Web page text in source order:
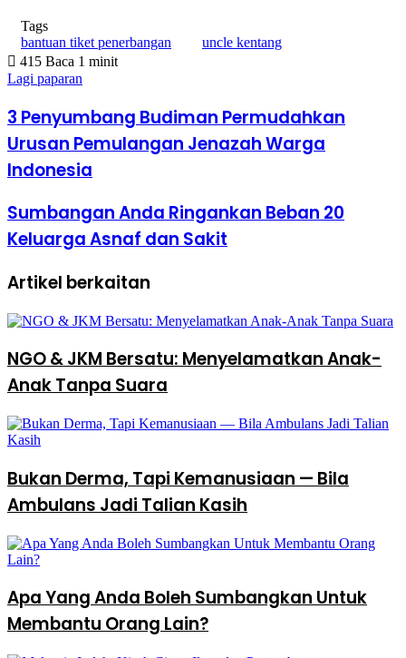
Tags
bantuan tiket penerbangan
uncle kentang
415 Baca 1 minit
Lagi paparan
3 Penyumbang Budiman Permudahkan
Urusan Pemulangan Jenazah Warga
Indonesia
Sumbangan Anda Ringankan Beban 20
Keluarga Asnaf dan Sakit
Artikel berkaitan
NGO & JKM Bersatu: Menyelamatkan Anak-
Anak Tanpa Suara
Bukan Derma, Tapi Kemanusiaan — Bila
Ambulans Jadi Talian Kasih
Apa Yang Anda Boleh Sumbangkan Untuk
Membantu Orang Lain?